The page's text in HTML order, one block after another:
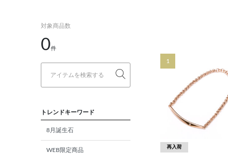
対象商品数
0件
トレンドキーワード
8月誕生石
WEB限定商品
1
再入荷